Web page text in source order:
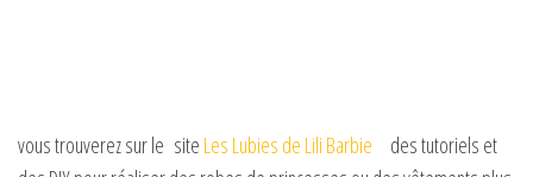
vous trouverez sur le site Les Lubies de Lili Barbie des tutoriels et